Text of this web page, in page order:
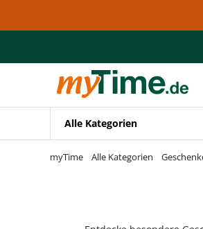
Zur Navigation springen
Alle Kategorien
myTime Alle Kategorien